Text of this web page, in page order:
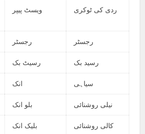
ویسٹ پیپر ردی کی ٹوکری
رجسٹر رجسٹر
رسیٹ بک رسید بک
انک سیاہی
بلو انک نیلی روشنائی
بلیک انک کالی روشنائی